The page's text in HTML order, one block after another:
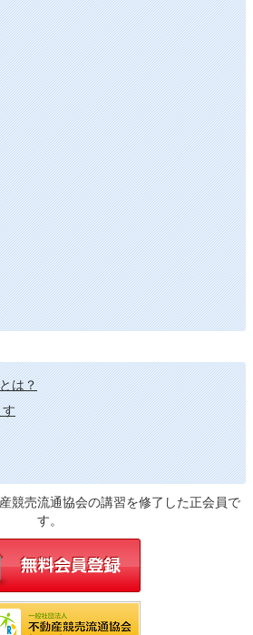
は？
す
競売流通協会の講習を修了した正会員で
す。